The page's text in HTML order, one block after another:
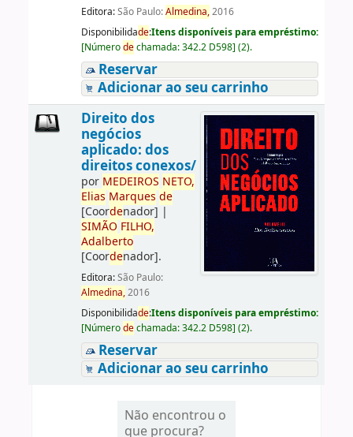
Editora:São Paulo:Almedina,2016
Disponibilidade:Itens disponíveis para empréstimo:
[Númerodechamada:342.2 D598] (2).
Reservar
Adicionar ao seu carrinho
Direito dos
negócios
aplicado: dos
direitos conexos/
por MEDEIROS NETO,
Elias Marques de
[Coordenador] |
SIMÃO FILHO,
Adalberto
[Coordenador].
Editora:São Paulo:
Almedina,2016
Disponibilidade:Itens disponíveis para empréstimo:
[Númerodechamada:342.2 D598] (2).
Reservar
Adicionar ao seu carrinho
Não encontrou o
que procura?